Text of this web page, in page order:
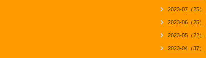
2023-07（25）
2023-06（25）
2023-05（22）
2023-04（37）